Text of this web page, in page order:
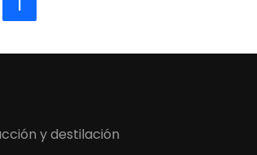
y destilación